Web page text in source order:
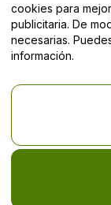
cookies para
publicitaria. De
necesarias.
información.